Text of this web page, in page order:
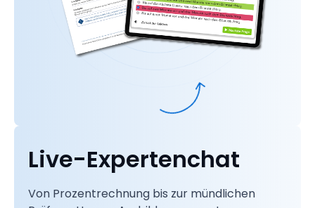
Live-Expertenchat
Von Prozentrechnung bis zur mündlichen